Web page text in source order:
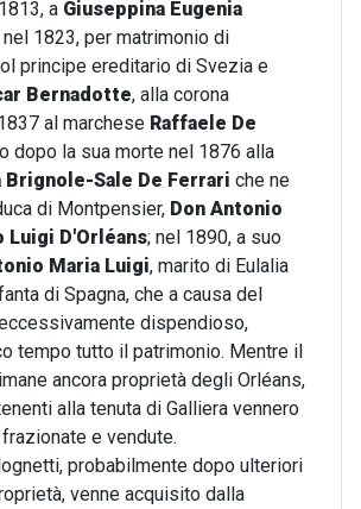
a Giuseppina Eugenia
nel 1823, per matrimonio di
principe ereditario di Svezia e
Bernadotte, alla corona
al marchese Raffaele De
dopo la sua morte nel 1876 alla
Brignole-Sale De Ferrari che ne
di Montpensier, Don Antonio
Luigi D'Orléans; nel 1890, a suo
Maria Luigi, marito di Eulalia
di Spagna, che a causa del
dispendioso,
tempo tutto il patrimonio. Mentre il
ancora proprietà degli Orléans,
alla tenuta di Galliera vennero
e vendute.
probabilmente dopo ulteriori
venne acquisito dalla